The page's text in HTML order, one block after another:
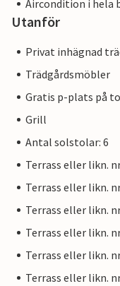
Aircondition i hela
Utanför
Privat inhägnad
Trädgårdsmöbler
Gratis p-plats på
Grill
Antal solstolar: 6
Terrass eller likn.
Terrass eller likn.
Terrass eller likn.
Terrass eller likn.
Terrass eller likn.
Terrass eller likn.